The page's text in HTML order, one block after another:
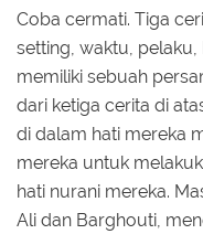
Coba cermati. Tiga
setting, waktu,
memiliki sebuah
dari ketiga cerita di
di dalam hati mereka
mereka untuk
hati nurani mereka.
Ali dan Barghouti,